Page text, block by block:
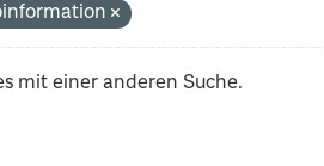
mit einer anderen Suche.